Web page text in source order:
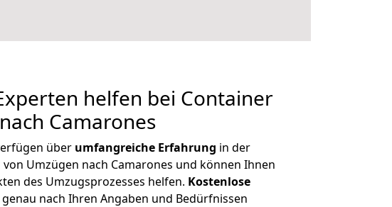
helfen bei Container
Camarones
über umfangreiche Erfahrung in der
Umzügen nach Camarones und können Ihnen
des Umzugsprozesses helfen. Kostenlose
genau nach Ihren Angaben und Bedürfnissen